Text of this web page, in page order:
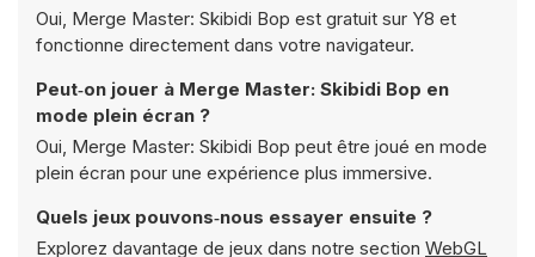
Oui, Merge Master: Skibidi Bop est gratuit sur Y8 et
fonctionne directement dans votre navigateur.
Peut‑on jouer à Merge Master: Skibidi Bop en
mode plein écran ?
Oui, Merge Master: Skibidi Bop peut être joué en mode
plein écran pour une expérience plus immersive.
Quels jeux pouvons‑nous essayer ensuite ?
Explorez davantage de jeux dans notre section WebGL